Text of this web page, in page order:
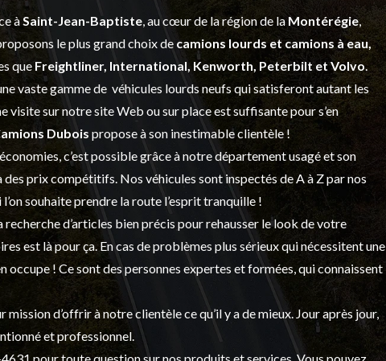
àSaint-Jean-Baptiste, au cœur de la région de la Montérégie,
le plus grand choix de camions lourds et camions à eau,
que Freightliner, International, Kenworth, Peterbilt et Volvo.
vaste gamme de véhicules lourds neufsqui satisferont autant les
visite sur notre site Web ou sur place est suffisante pour s’en
Dubois propose à son inestimable clientèle !
c’est possible grâce à notredépartement usagéet son
prix compétitifs. Nos véhicules sont inspectés de A à Z par nos
l’on souhaite prendre la route l’esprit tranquille !
d’articles bien précis pour rehausser le look de votre
est là pour ça. En cas de problèmes plus sérieux qui nécessitent une
occupe ! Ce sont des personnes expertes et formées, qui connaissent
d’offrir à notre clientèle ce qu’il y a de mieux. Jour après jour,
et professionnel.